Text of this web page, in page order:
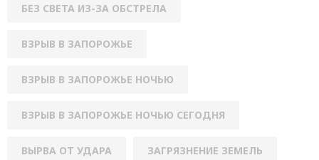
БЕЗ СВЕТА ИЗ-ЗА ОБСТРЕЛА
ВЗРЫВ В ЗАПОРОЖЬЕ
ВЗРЫВ В ЗАПОРОЖЬЕ НОЧЬЮ
ВЗРЫВ В ЗАПОРОЖЬЕ НОЧЬЮ СЕГОДНЯ
ВЫРВА ОТ УДАРА ЗАГРЯЗНЕНИЕ ЗЕМЕЛЬ